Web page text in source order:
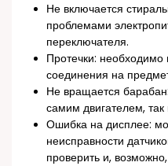
Не включается
проблемами
переключателя.
Протечки: необходимо
соединения на
Не вращается
самим двигателем,
Ошибка на дисплее:
неисправности
проверить и,